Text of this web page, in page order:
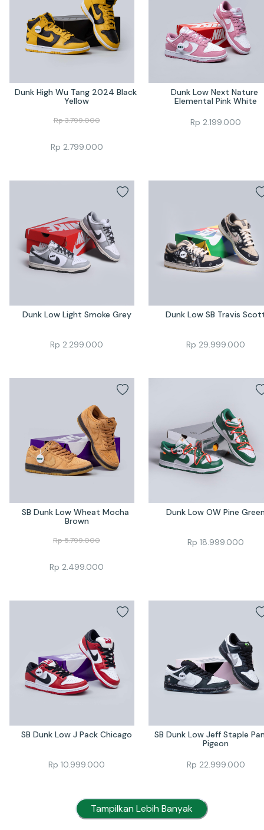
Dunk High Wu Tang 2024 Black
Yellow
Rp3.799.000
Rp 2.799.000
Dunk Low Next Nature
Elemental Pink White
Rp 2.199.000
Dunk Low Light Smoke Grey
Rp 2.299.000
Dunk Low SB Travis
Rp 29.999.000
SB Dunk Low Wheat Mocha
Brown
Rp5.799.000
Rp 2.499.000
Dunk Low OW Pine
Rp 18.999.000
SB Dunk Low J Pack Chicago
Rp 10.999.000
SB Dunk Low Jeff Staple
Pigeon
Rp 22.999.000
Tampilkan Lebih Banyak